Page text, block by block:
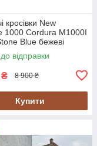
кросівки New
1000 Cordura M1000I
Blue бежеві
відправки
₴ 8 900 ₴
Купити